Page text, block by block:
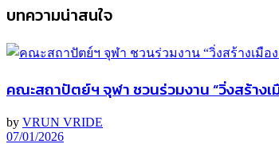
บทความน่าสนใจ
คณะสถาปัตย์ฯ จุฬา ชวนร่วมงาน “วิ่งสร้าง
by VRUN VRIDE
07/01/2026